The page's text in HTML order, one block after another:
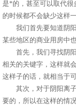
是*的，甚至可以取代很
的时候都不会缺少这样
我们首先要知道阴阳
某些地区的商业用房中
首先，我们寻找阴阳
相关的关键字，这样就
这样子的话，就相当于
其次，对于阴阳离子
要的，所以在这样的情